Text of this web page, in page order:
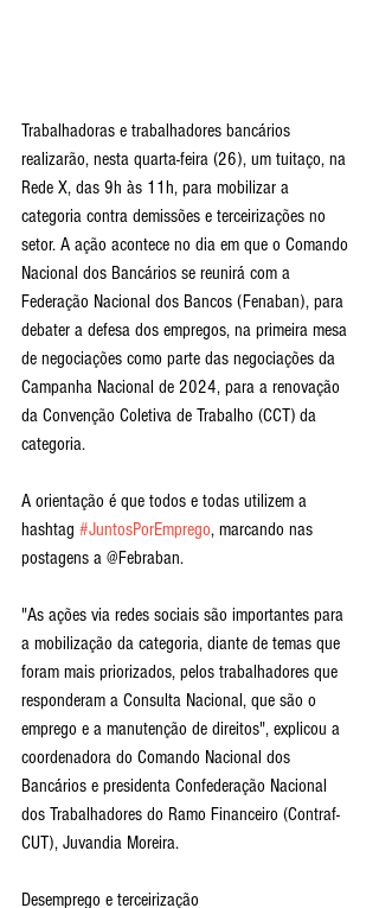
Trabalhadoras e trabalhadores bancários
realizarão, nesta quarta-feira (26), um tuitaço, na
Rede X, das 9h às 11h, para mobilizar a
categoria contra demissões e terceirizações no
setor. A ação acontece no dia em que o Comando
Nacional dos Bancários se reunirá com a
Federação Nacional dos Bancos (Fenaban), para
debater a defesa dos empregos, na primeira mesa
de negociações como parte das negociações da
Campanha Nacional de 2024, para a renovação
da Convenção Coletiva de Trabalho (CCT) da
categoria.
A orientação é que todos e todas utilizem a
hashtag #JuntosPorEmprego, marcando nas
postagens a @Febraban.
"As ações via redes sociais são importantes para
a mobilização da categoria, diante de temas que
foram mais priorizados, pelos trabalhadores que
responderam a Consulta Nacional, que são o
emprego e a manutenção de direitos", explicou a
coordenadora do Comando Nacional dos
Bancários e presidenta Confederação Nacional
dos Trabalhadores do Ramo Financeiro (Contraf-
CUT), Juvandia Moreira.
Desemprego e terceirização